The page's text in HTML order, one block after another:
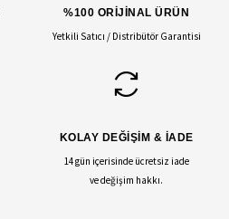
%100 ORİJİNAL ÜRÜN
Yetkili Satıcı / Distribütör Garantisi
KOLAY DEĞİŞİM & İADE
14 gün içerisinde ücretsiz iade
ve değişim hakkı.